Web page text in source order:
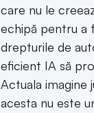
care nu le
echipă pentru a
drepturile de
eficient IA să
Actuala imagine
acesta nu este